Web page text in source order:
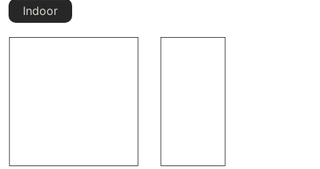
Indoor